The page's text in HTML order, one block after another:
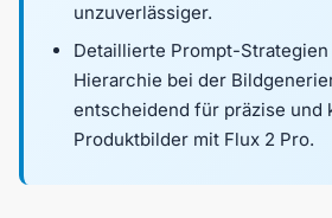
unzuverlässiger.
Detaillierte Prompt-
Hierarchie bei der
entscheidend für präzise und
Produktbilder mit Flux 2 Pro.